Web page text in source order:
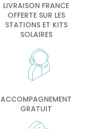
LIVRAISON FRANCE
OFFERTE SUR LES
STATIONS ET KITS
SOLAIRES
ACCOMPAGNEMENT
GRATUIT